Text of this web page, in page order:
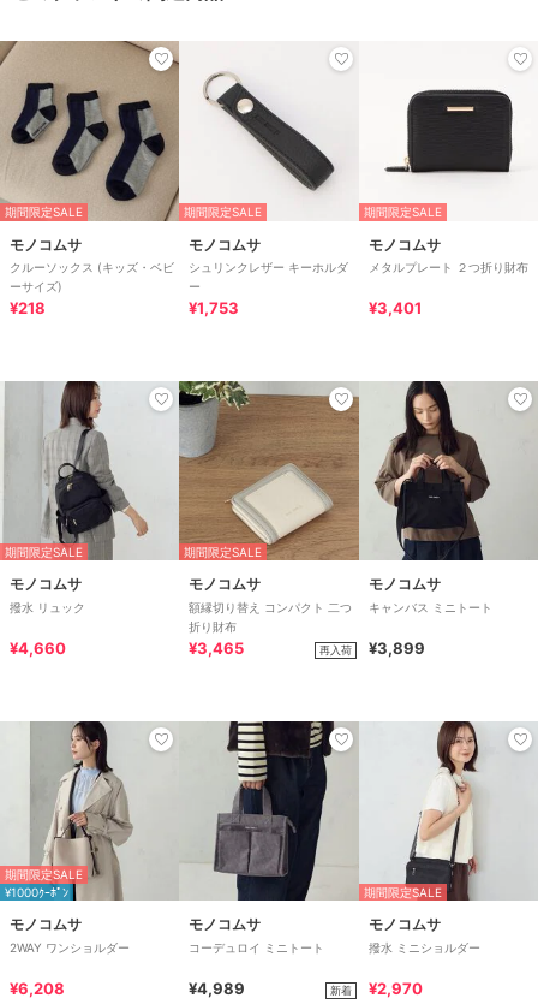
期間限定SALE
モノコムサ
クルーソックス (キッズ・ベビ
ーサイズ)
¥218
期間限定SALE
モノコムサ
シュリンクレザー キーホルダ
ー
¥1,753
期間限定SALE
モノコムサ
メタルプレート ２つ折り財布
¥3,401
期間限定SALE
モノコムサ
撥水 リュック
¥4,660
期間限定SALE
モノコムサ
額縁切り替え コンパクト 二つ
折り財布
¥3,465 再入荷
モノコムサ
キャンバス ミニトート
¥3,899
期間限定SALE
¥1000ｸｰﾎﾟﾝ
モノコムサ
2WAY ワンショルダー
¥6,208
モノコムサ
コーデュロイ ミニトート
¥4,989 新着
期間限定SALE
モノコムサ
撥水 ミニショルダー
¥2,970